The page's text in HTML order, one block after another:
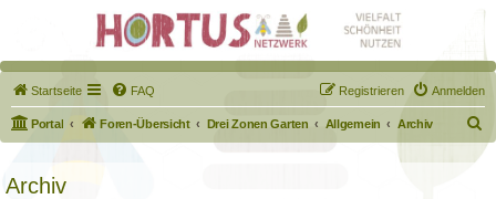
Startseite FAQ Anmelden
Registrieren
Portal Foren-Übersicht Drei Zonen Garten Allgemein Archiv
u
Archiv